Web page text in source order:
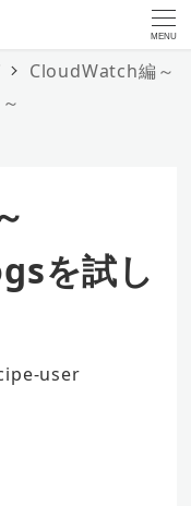
MENU
CloudWatch編～
を試し
user